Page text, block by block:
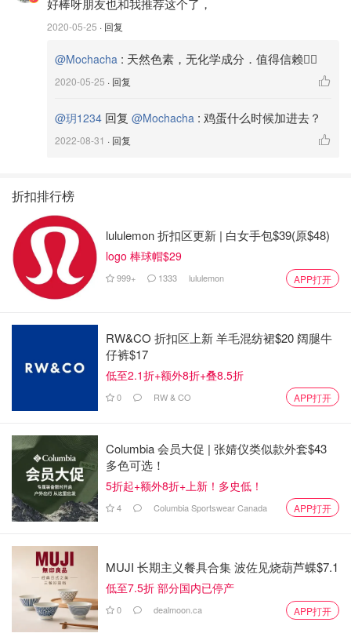
👩🏻‍🦰用柠檬汁几滴，帶清香的香柠味．还有半只蛋清，可
以潤滑头发的效果！
好棒呀朋友也和我推荐这个了，
2020-05-25 · 回复
@Mochacha : 天然色素，无化学成分．值得信赖👍🏻
2020-05-25 · 回复
@玥1234 回复 @Mochacha : 鸡蛋什么时候加进去？
2022-08-31 · 回复
折扣排行榜
lululemon 折扣区更新 | 白女手包$39(原$48)
logo 棒球帽$29
999+ 1333 lululemon APP打开
RW&CO 折扣区上新 羊毛混纺裙$20 阔腿牛
仔裤$17
低至2.1折+额外8折+叠8.5折
0 RW & CO APP打开
Columbia 会员大促 | 张婧仪类似款外套$43
多色可选！
5折起+额外8折+上新！多史低！
4 Columbia Sportswear Canada APP打开
MUJI 长期主义餐具合集 波佐见烧葫芦蝶$7.1
低至7.5折 部分国内已停产
0 dealmoon.ca APP打开